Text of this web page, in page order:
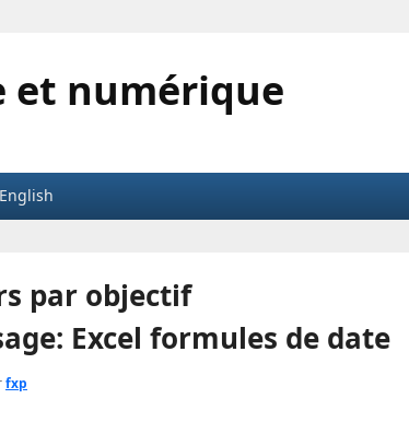
et numérique
English
par objectif
Excel formules de date
fxp